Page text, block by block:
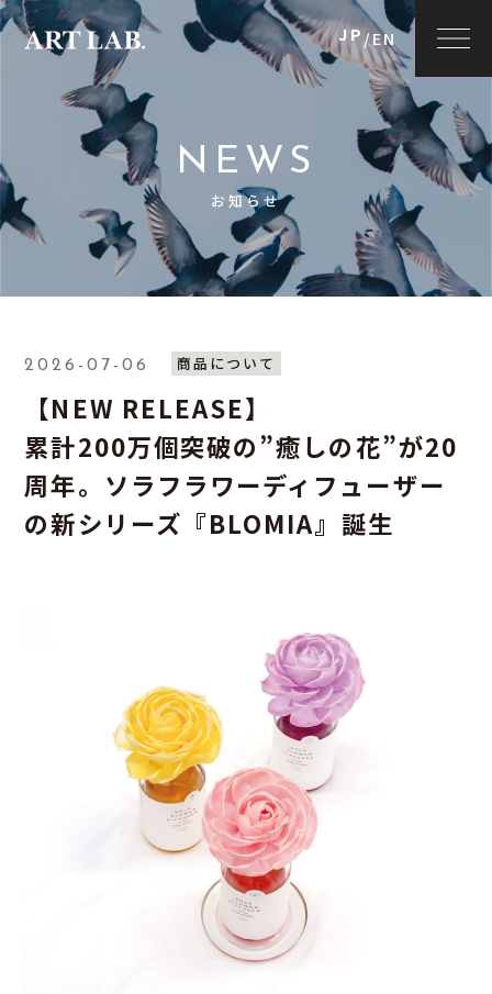
JP/EN
NEWS
お知らせ
2026-07-06 商品について
【NEW RELEASE】
累計200万個突破の”癒しの花”が20
周年。ソラフラワーディフューザー
の新シリーズ『BLOMIA』誕生